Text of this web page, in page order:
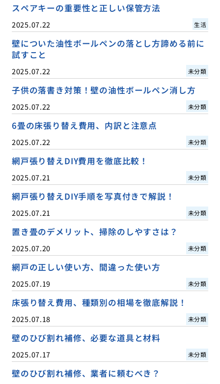
スペアキーの重要性と正しい保管方法
2025.07.22 生活
壁についた油性ボールペンの落とし方諦める前に
試すこと
2025.07.22 未分類
子供の落書き対策！壁の油性ボールペン消し方
2025.07.22 未分類
6畳の床張り替え費用、内訳と注意点
2025.07.22 未分類
網戸張り替えDIY費用を徹底比較！
2025.07.21 未分類
網戸張り替えDIY手順を写真付きで解説！
2025.07.21 未分類
置き畳のデメリット、掃除のしやすさは？
2025.07.20 未分類
網戸の正しい使い方、間違った使い方
2025.07.19 未分類
床張り替え費用、種類別の相場を徹底解説！
2025.07.18 未分類
壁のひび割れ補修、必要な道具と材料
2025.07.17 未分類
壁のひび割れ補修、業者に頼むべき？